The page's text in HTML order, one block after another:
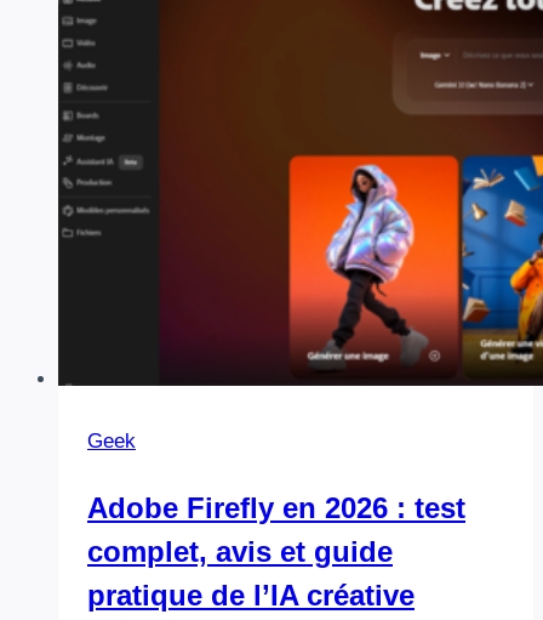
Geek
Adobe Firefly en 2026 : test
complet, avis et guide
pratique de l’IA créative